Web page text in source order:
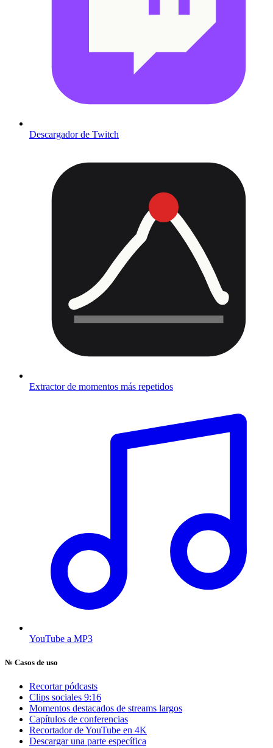
Descargador de Twitch
Extractor de momentos más repetidos
YouTube a MP3
№ Casos de uso
Recortar pódcasts
Clips sociales 9:16
Momentos destacados de streams largos
Capítulos de conferencias
Recortador de YouTube en 4K
Descargar una parte específica